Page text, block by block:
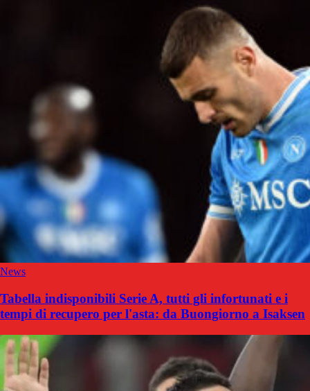
News
Tabella indisponibili Serie A, tutti gli infortunati e i
tempi di recupero per l'asta: da Buongiorno a Isaksen